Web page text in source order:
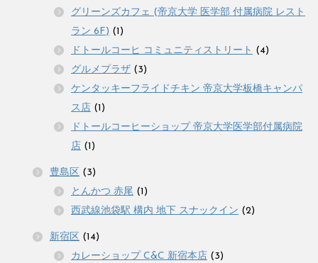
グリーンズカフェ (帝京大学 医学部 付属病院 レスト
ラン 6F) (1)
ドトールコーヒ コミュニティストリート (4)
グルメプラザ (3)
ケンタッキーフライドチキン 帝京大学板橋キャンパ
ス店 (1)
ドトールコーヒーショップ 帝京大学医学部付属病院
店 (1)
豊島区 (3)
とんかつ 赤尾 (1)
西武線池袋駅 構内 地下 スナックイン (2)
新宿区 (14)
カレーショップ C&C 新宿本店 (3)